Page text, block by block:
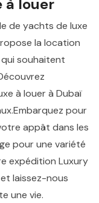
de yachts de luxe
la location
souhaitent
à louer à Dubaï
pour
appât dans les
pour une variété
expédition Luxury
laissez-nous
une vie.